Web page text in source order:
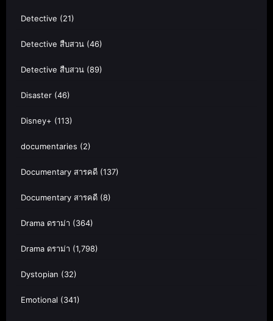
Detective (21)
Detective สืบสวน (46)
Detective สืบสวน (89)
Disaster (46)
Disney+ (113)
documentaries (2)
Documentary สารคดี (137)
Documentary สารคดี (8)
Drama ดราม่า (364)
Drama ดราม่า (1,798)
Dystopian (32)
Emotional (341)